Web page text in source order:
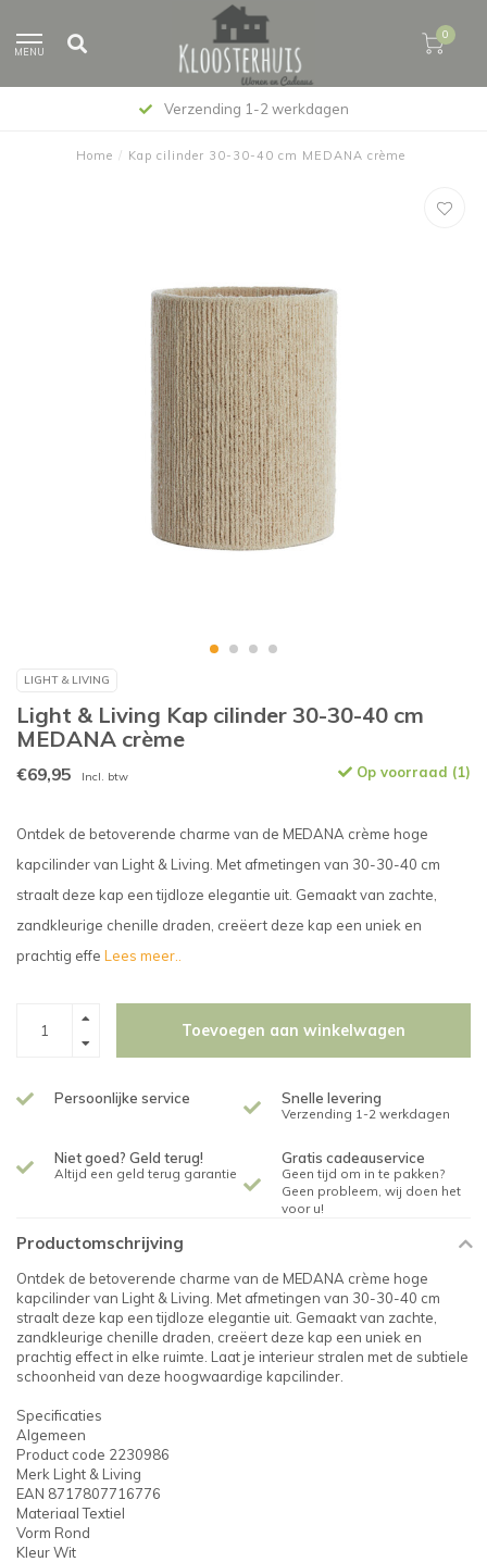
MENU
0
Verzending 1-2 werkdagen
Home / Kap cilinder 30-30-40 cm MEDANA crème
LIGHT & LIVING
Light & Living Kap cilinder 30-30-40 cm
MEDANA crème
€69,95 Incl. btw Op voorraad (1)
Ontdek de betoverende charme van de MEDANA crème hoge
kapcilinder van Light & Living. Met afmetingen van 30-30-40 cm
straalt deze kap een tijdloze elegantie uit. Gemaakt van zachte,
zandkleurige chenille draden, creëert deze kap een uniek en
prachtig effe Lees meer..
Toevoegen aan winkelwagen
Persoonlijke service Snelle levering
Verzending 1-2 werkdagen
Niet goed? Geld terug!
Altijd een geld terug garantie
Gratis cadeauservice
Geen tijd om in te pakken?
Geen probleem, wij doen het
voor u!
Productomschrijving
Ontdek de betoverende charme van de MEDANA crème hoge
kapcilinder van Light & Living. Met afmetingen van 30-30-40 cm
straalt deze kap een tijdloze elegantie uit. Gemaakt van zachte,
zandkleurige chenille draden, creëert deze kap een uniek en
prachtig effect in elke ruimte. Laat je interieur stralen met de subtiele
schoonheid van deze hoogwaardige kapcilinder.
Specificaties
Algemeen
Product code 2230986
Merk Light & Living
EAN 8717807716776
Materiaal Textiel
Vorm Rond
Kleur Wit